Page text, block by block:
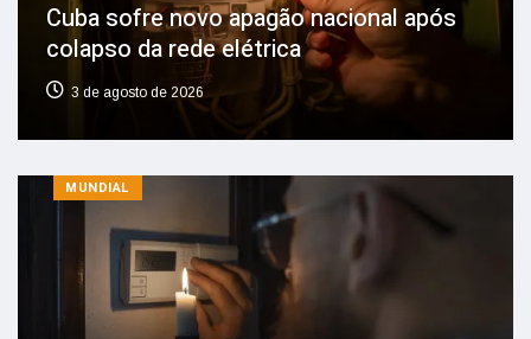
Cuba sofre novo apagão nacional após
colapso da rede elétrica
3 de agosto de 2026
MUNDIAL